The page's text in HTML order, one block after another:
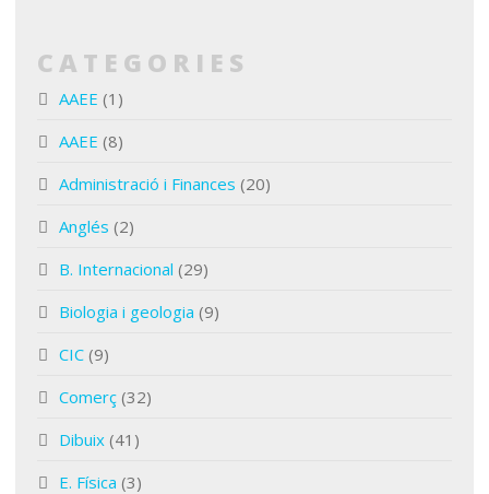
CATEGORIES
AAEE (1)
AAEE (8)
Administració i Finances (20)
Anglés (2)
B. Internacional (29)
Biologia i geologia (9)
CIC (9)
Comerç (32)
Dibuix (41)
E. Física (3)